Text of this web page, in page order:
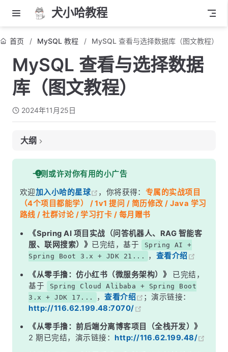
犬小哈教程
首页 MySQL 教程 MySQL 查看与选择数据库（图文教程）
MySQL 查看与选择数据
库（图文教程）
2024年11月25日
大纲
1. 查看所有数据库
使用 SHOW DATABASES 命令
2. 选择目标数据库
使用 USE 语句选择数据库
示例
3. 连接时指定数据库
4. 使用图形化客户端选择数据库
小结
一则或许对你有用的小广告
欢迎加入小哈的星球 ，你将获得： 专属的实战项目
（4个项目都能学） / 1v1 提问 / 简历修改 / Java 学习
路线 / 社群讨论 / 学习打卡 / 每月赠书
《Spring AI 项目实战（问答机器人、RAG 智能客
服、联网搜索）》 已完结，基于
Spring AI +
Spring Boot 3.x + JDK 21...
， 查看介绍
《从零手撸：仿小红书（微服务架构）》
已完结，
基于
Spring Cloud Alibaba + Spring Boot
3.x + JDK 17...
，查看介绍
；演示链接：
http://116.62.199.48:7070/
《从零手撸：前后端分离博客项目（全栈开发）》
2 期已完结，演示链接： http://116.62.199.48/